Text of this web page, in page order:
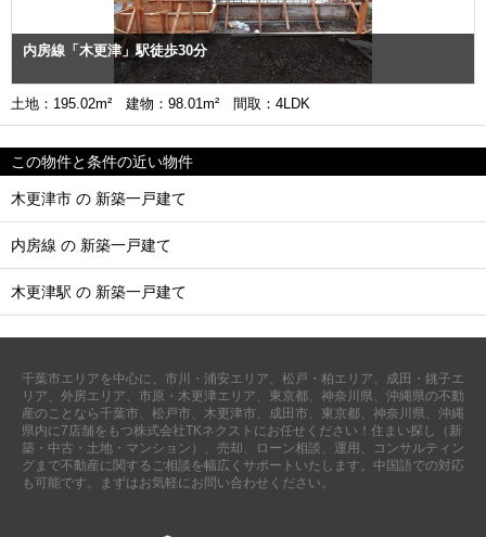
内房線「木更津」駅徒歩30分
土地：195.02m² 建物：98.01m² 間取：4LDK
この物件と条件の近い物件
木更津市 の 新築一戸建て
内房線 の 新築一戸建て
木更津駅 の 新築一戸建て
千葉市エリアを中心に、市川・浦安エリア、松戸・柏エリア、成田・銚子エ
リア、外房エリア、市原・木更津エリア、東京都、神奈川県、沖縄県の不動
産のことなら千葉市、松戸市、木更津市、成田市、東京都、神奈川県、沖縄
県内に7店舗をもつ株式会社TKネクストにお任せください！住まい探し（新
築・中古・土地・マンション）、売却、ローン相談、運用、コンサルティン
グまで不動産に関するご相談を幅広くサポートいたします。中国語での対応
も可能です。まずはお気軽にお問い合わせください。